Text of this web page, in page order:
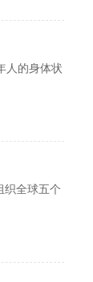
人的身体状
织全球五个